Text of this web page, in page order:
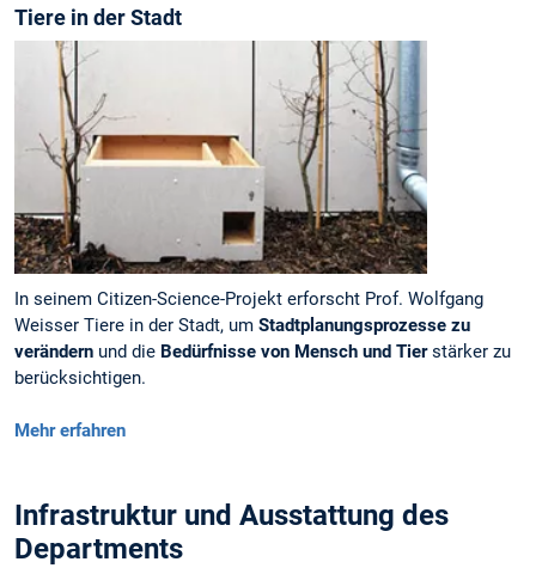
Tiere in der Stadt
In seinem Citizen-Science-Projekt erforscht Prof. Wolfgang
Weisser Tiere in der Stadt, um Stadtplanungsprozesse zu
verändern und die Bedürfnisse von Mensch und Tierstärker zu
berücksichtigen.
Mehr erfahren
Infrastruktur und Ausstattung des
Departments